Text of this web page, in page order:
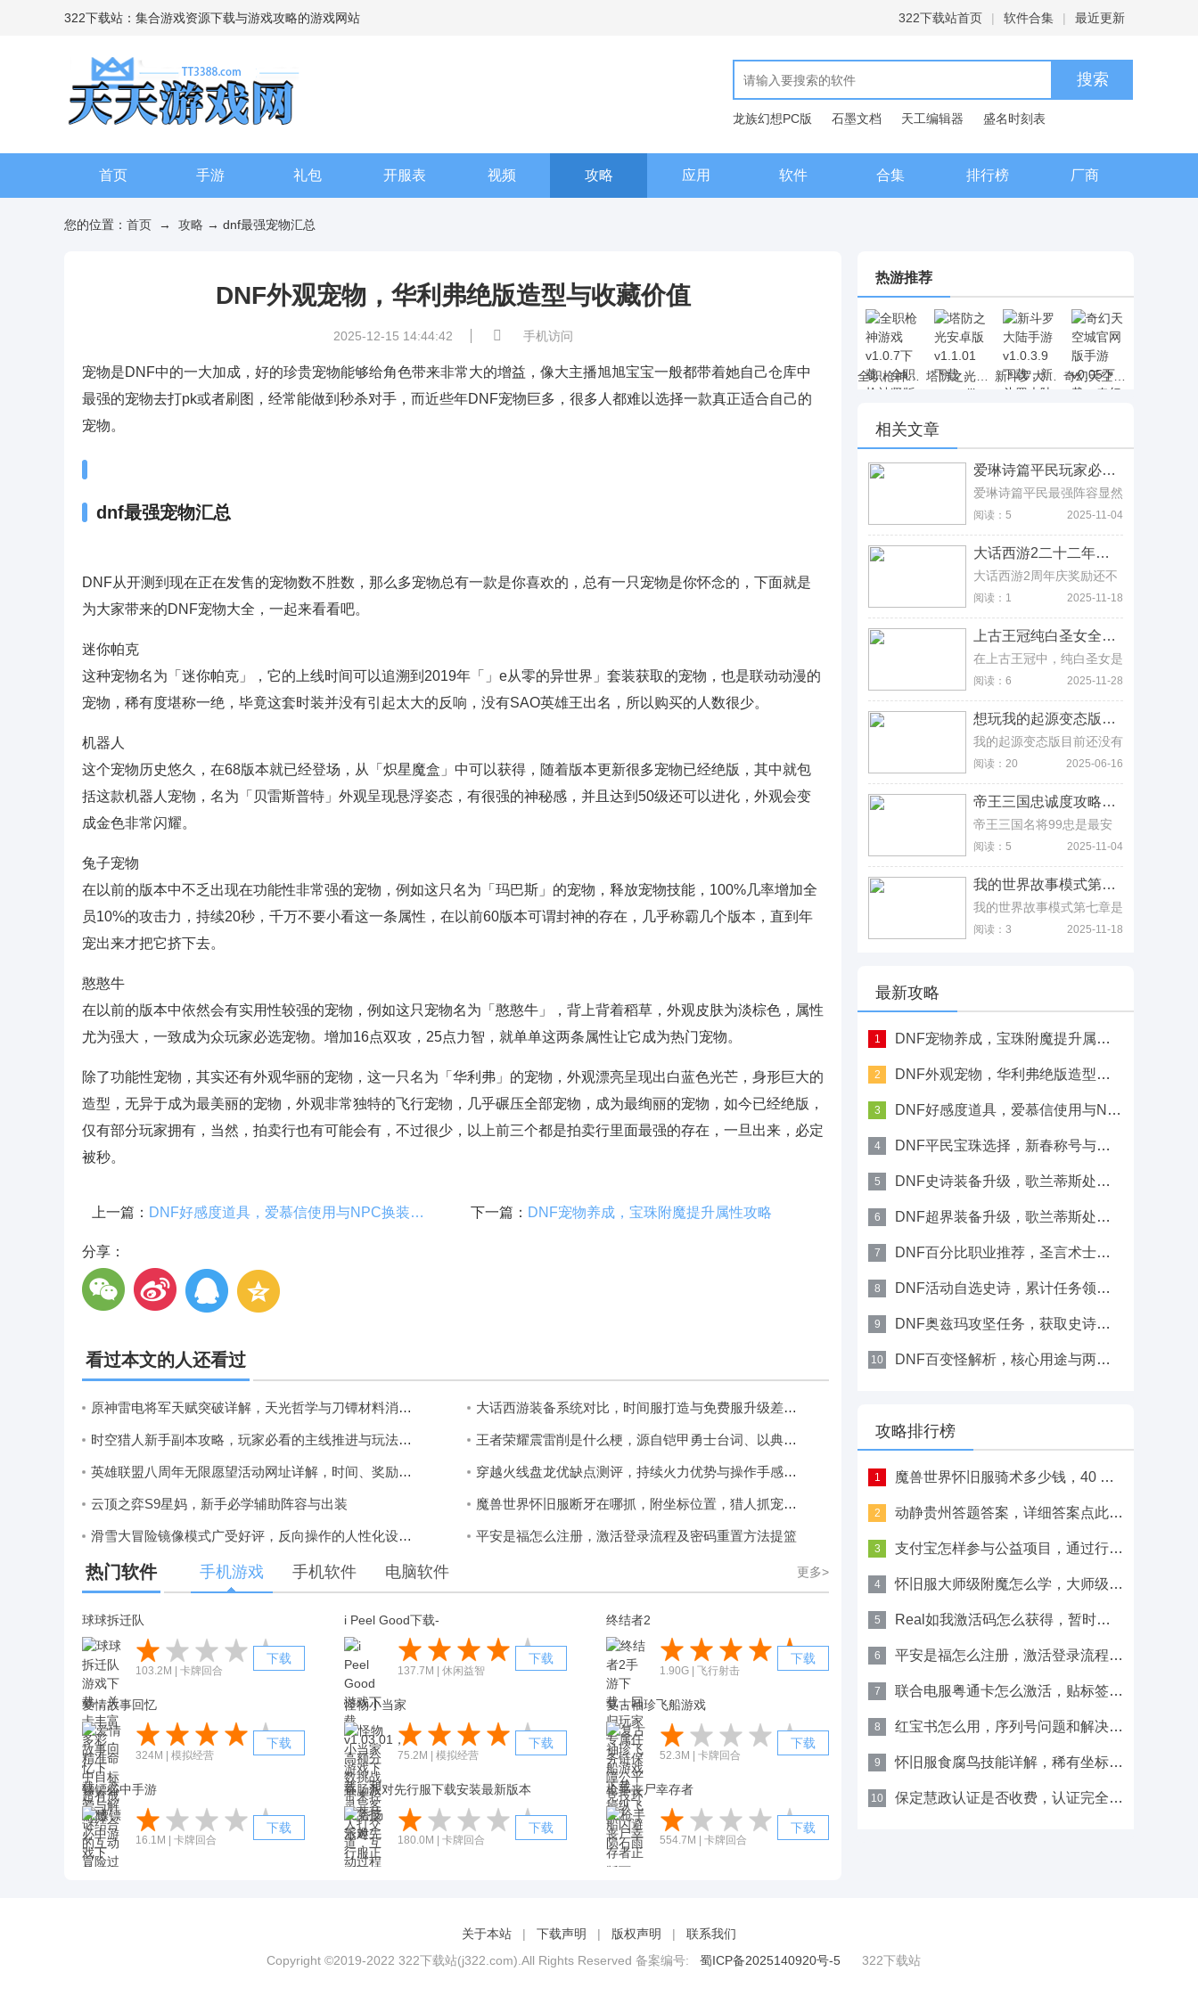
322下载站：集合游戏资源下载与游戏攻略的游戏网站 322下载站首页 | 软件合集 | 最近更新
龙族幻想PC版 石墨文档 天工编辑器
盛名时刻表
首页 手游 礼包 开服表 视频 攻略 应用 软件 合集 排行榜 厂商
您的位置： 首页 → 攻略 → dnf最强宠物汇总
DNF外观宠物，华利弗绝版造型与收藏价值
2025-12-15 14:44:42 手机访问
宠物是DNF中的一大加成，好的珍贵宠物能够给角色带来非常大的增益，像大主播旭旭宝宝一般都带着她自己仓库中
最强的宠物去打pk或者刷图，经常能做到秒杀对手，而近些年DNF宠物巨多，很多人都难以选择一款真正适合自己的
宠物。
dnf最强宠物汇总
DNF从开测到现在正在发售的宠物数不胜数，那么多宠物总有一款是你喜欢的，总有一只宠物是你怀念的，下面就是
为大家带来的DNF宠物大全，一起来看看吧。
迷你帕克
这种宠物名为「迷你帕克」，它的上线时间可以追溯到2019年「」e从零的异世界」套装获取的宠物，也是联动动漫的
宠物，稀有度堪称一绝，毕竟这套时装并没有引起太大的反响，没有SAO英雄王出名，所以购买的人数很少。
机器人
这个宠物历史悠久，在68版本就已经登场，从「炽星魔盒」中可以获得，随着版本更新很多宠物已经绝版，其中就包
括这款机器人宠物，名为「贝雷斯普特」外观呈现悬浮姿态，有很强的神秘感，并且达到50级还可以进化，外观会变
成金色非常闪耀。
兔子宠物
在以前的版本中不乏出现在功能性非常强的宠物，例如这只名为「玛巴斯」的宠物，释放宠物技能，100%几率增加全
员10%的攻击力，持续20秒，千万不要小看这一条属性，在以前60版本可谓封神的存在，几乎称霸几个版本，直到年
宠出来才把它挤下去。
憨憨牛
在以前的版本中依然会有实用性较强的宠物，例如这只宠物名为「憨憨牛」，背上背着稻草，外观皮肤为淡棕色，属性
尤为强大，一致成为众玩家必选宠物。增加16点双攻，25点力智，就单单这两条属性让它成为热门宠物。
除了功能性宠物，其实还有外观华丽的宠物，这一只名为「华利弗」的宠物，外观漂亮呈现出白蓝色光芒，身形巨大的
造型，无异于成为最美丽的宠物，外观非常独特的飞行宠物，几乎碾压全部宠物，成为最绚丽的宠物，如今已经绝版，
仅有部分玩家拥有，当然，拍卖行也有可能会有，不过很少，以上前三个都是拍卖行里面最强的存在，一旦出来，必定
被秒。
上一篇： DNF好感度道具，爱慕信使用与NPC换装指南 下一篇： DNF宠物养成，宝珠附魔提升属性攻略
分享：
看过本文的人还看过
原神雷电将军天赋突破详解，天光哲学与刀镡材料消耗清单 大话西游装备系统对比，时间服打造与免费服升级差异盘点
时空猎人新手副本攻略，玩家必看的主线推进与玩法解锁 王者荣耀震雷削是什么梗，源自铠甲勇士台词、以典韦为核心的压制流套路
英雄联盟八周年无限愿望活动网址详解，时间、奖励发放说明全，小白也能懂 穿越火线盘龙优缺点测评，持续火力优势与操作手感不足说明
云顶之弈S9星妈，新手必学辅助阵容与出装 魔兽世界怀旧服断牙在哪抓，附坐标位置，猎人抓宠不迷路
滑雪大冒险镜像模式广受好评，反向操作的人性化设计适配更多玩家 平安是福怎么注册，激活登录流程及密码重置方法提篮
热门软件 手机游戏 手机软件 电脑软件 更多>
球球拆迁队
103.2M | 卡牌回合
下载
i Peel Good下载-
137.7M | 休闲益智
下载
终结者2
1.90G | 飞行射击
下载
爱情故事回忆
324M | 模拟经营
下载
怪物小当家
75.2M | 模拟经营
下载
复古袖珍飞船游戏
52.3M | 卡牌回合
下载
镖镖必中手游
16.1M | 卡牌回合
下载
香肠派对先行服下载安装最新版本
180.0M | 卡牌回合
下载
枪手丧尸幸存者
554.7M | 卡牌回合
下载
热游推荐
全职枪神游戏 v1.0.7下载，全职枪神竖版射击手游下载 新斗罗大陆手游 v1.0.3.9下载，新斗罗大陆动漫卡牌手游下载
相关文章
爱琳诗篇平民玩家必看，当前版本热门阵容推荐 爱琳诗篇平民玩家必看，当前版本热门阵容推荐
爱琳诗篇平民最强阵容显然
就是无限流玩法，可以让玩
家的角色技能无限制使用，
玩法，只要不进入PVP模
式，一直玩单机游戏，且活
那玩起来也非常轻松，而想
要强度可观一些，那玩家就
要适当氪金，且要追求当前
版本的热门角色，不然就很
难跟上版本热潮。
阅读：5 2025-11-04
大话西游2二十二年历程回顾，版本变迁与经典资料一览 大话西游2二十二年历程回顾，版本变迁与经典资料一览
大话西游2周年庆奖励还不
错，2024年的周年庆是8月
2日中午12:00璀璨开启，
领取奖励就好，且为庆祝大
话西游2二十二载华诞，周
将为你带来一系列精彩纷呈
的活动和福利，新手入坑可
以选择这个新服，这样不仅
能拿到周年庆福利，同时还
有新区开服奖励可以领取，
更有新手冲级任务奖励，可
以说是三重奖励任你拿。
阅读：1 2025-11-18
上古王冠纯白圣女全攻略，技能机制与双流派阵容推荐 上古王冠纯白圣女全攻略，技能机制与双流派阵容推荐
在上古王冠中，纯白圣女是
一个很强的辅助英雄，非常
值得萌新玩家们培养，同时
与最高的单位和血量最低的
单位分担伤害，不仅能防止
复其血量，她的技能神女之
眷、希望拂照、信仰辉印都
属于群体治疗，而神明之子
属于自身增益。
阅读：6 2025-11-28
想玩我的起源变态版吗，小心私服风险，官方与修改版全面对比 想玩我的起源变态版吗，小心私服风险，官方与修改版全面对比
我的起源变态版目前还没有
出来，目前我的起源最新版
本还是一款免费的开放性角
官方正品，需要大量氪金才
可以达到变态版本的要求，
在网上找到的信息如下：
阅读：20 2025-06-16
帝王三国忠诚度攻略，从99忠到日常维护 帝王三国忠诚度攻略，从99忠到日常维护
帝王三国名将99忠是最安
全的，也就是开服的时候，
所有名将都是99忠诚度，
的，只是后来随着玩家越来
越多，名将被抓的次数也多
忠诚度，而抓到后没过一天
情况。
阅读：5 2025-11-04
我的世界故事模式第七章，收服Pama全攻略 我的世界故事模式第七章，收服Pama全攻略
我的世界故事模式第七章是
一个科幻爱情故事，有穿越
时空的剧情，可玩性还是蛮
有很多杰西最搞笑片段，反
垛的，所以玩家还没体验的
话，就跟着攻略来看一些具
体故事发展。
阅读：3 2025-11-18
最新攻略
1 DNF宠物养成，宝珠附魔提升属性攻略
2 DNF外观宠物，华利弗绝版造型与收藏价值
3 DNF好感度道具，爱慕信使用与NPC换装指南
4 DNF平民宝珠选择，新春称号与技能附魔推荐
5 DNF史诗装备升级，歌兰蒂斯处材料需求列表
6 DNF超界装备升级，歌兰蒂斯处材料需求一览
7 DNF百分比职业推荐，圣言术士治疗输出兼备
8 DNF活动自选史诗，累计任务领取关键道具
9 DNF奥兹玛攻坚任务，获取史诗百变装备攻略
10 DNF百变怪解析，核心用途与两件装备制作
攻略排行榜
1 魔兽世界怀旧服骑术多少钱，40 级可学需100金左右
2 动静贵州答题答案，详细答案点此查看
3 支付宝怎样参与公益项目，通过行走捐和蚂蚁森林献爱心
4 怀旧服大师级附魔怎么学，大师级附魔学习地点及前置攻略
5 Real如我激活码怎么获得，暂时无法获取
6 平安是福怎么注册，激活登录流程及密码重置方法提篮
7 联合电服粤通卡怎么激活，贴标签、插卡连蓝牙分步操作即
8 红宝书怎么用，序列号问题和解决办法一目了然
9 怀旧服食腐鸟技能详解，稀有坐标及等级分布指南
10 保定慧政认证是否收费，认证完全免费，无需支付费用
关于本站 | 下载声明 | 版权声明 |
联系我们
Copyright ©2019-2022 322下载站(j322.com).All Rights Reserved 备案编号:
蜀ICP备2025140920号-5 322下载站